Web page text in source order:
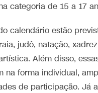
categoria de 15 a 17
calendário estão
judô, natação,
Além disso,
na forma individual,
de participação. Já